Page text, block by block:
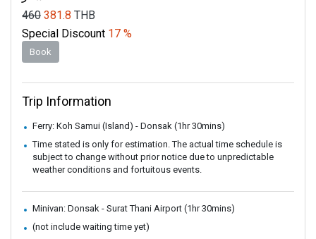
460 381.8 THB
Special Discount 17 %
Book
Trip Information
Ferry: Koh Samui (Island) - Donsak (1hr 30mins)
Time stated is only for estimation. The actual time schedule is
subject to change without prior notice due to unpredictable
weather conditions and fortuitous events.
Minivan: Donsak - Surat Thani Airport (1hr 30mins)
(not include waiting time yet)